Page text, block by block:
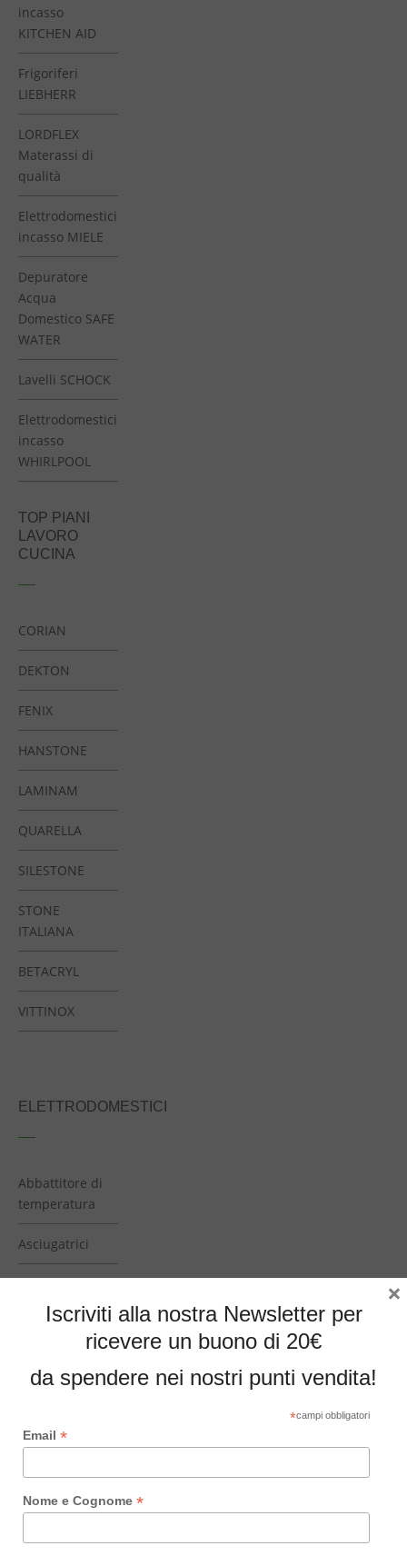
incasso
KITCHEN AID
Frigoriferi
LIEBHERR
LORDFLEX
Materassi di
qualità
Elettrodomestici
incasso MIELE
Depuratore
Acqua
Domestico SAFE
WATER
Lavelli SCHOCK
Elettrodomestici
incasso
WHIRLPOOL
TOP PIANI
LAVORO
CUCINA
CORIAN
DEKTON
FENIX
HANSTONE
LAMINAM
QUARELLA
SILESTONE
STONE
ITALIANA
BETACRYL
VITTINOX
ELETTRODOMESTICI
Abbattitore di
temperatura
Asciugatrici
Cantinette vini
Cucine a gas
professionali
acqua
Forni incasso
Frigoriferi
Iscriviti alla nostra Newsletter per
ricevere un buono di 20€
da spendere nei nostri punti vendita!
*campi obbligatori
Email *
Nome e Cognome *
×